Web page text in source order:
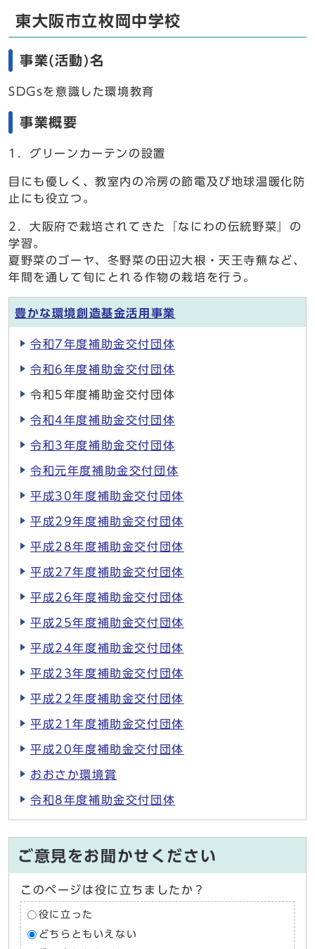
東大阪市立枚岡中学校
事業(活動)名
SDGsを意識した環境教育
事業概要
1．グリーンカーテンの設置
目にも優しく、教室内の冷房の節電及び地球温暖化防
止にも役立つ。
2．大阪府で栽培されてきた『なにわの伝統野菜』の
学習。
夏野菜のゴーヤ、冬野菜の田辺大根・天王寺蕪など、
年間を通して旬にとれる作物の栽培を行う。
豊かな環境創造基金活用事業
令和7年度補助金交付団体
令和6年度補助金交付団体
令和5年度補助金交付団体
令和4年度補助金交付団体
令和3年度補助金交付団体
令和元年度補助金交付団体
平成30年度補助金交付団体
平成29年度補助金交付団体
平成28年度補助金交付団体
平成27年度補助金交付団体
平成26年度補助金交付団体
平成25年度補助金交付団体
平成24年度補助金交付団体
平成23年度補助金交付団体
平成22年度補助金交付団体
平成21年度補助金交付団体
平成20年度補助金交付団体
おおさか環境賞
令和8年度補助金交付団体
ご意見をお聞かせください
このページは役に立ちましたか？
役に立った
どちらともいえない